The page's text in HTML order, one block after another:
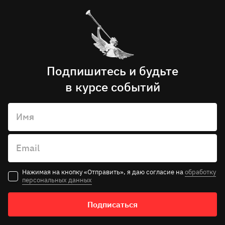
Продолжительность спектакля – 1 час 30 минут
Премьера состоялась 27 марта 2026 года
Подпишитесь и будьте
в курсе событий
Имя
Email
Нажимая на кнопку «Отправить», я даю согласие наобработку
персональных данных
Подписаться